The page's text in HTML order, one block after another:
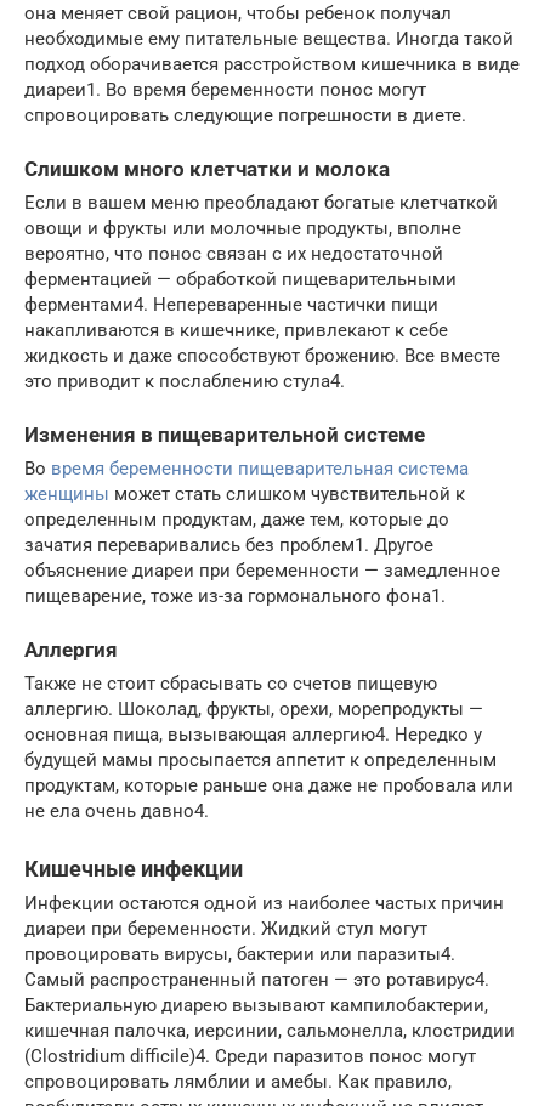
она меняет свой рацион, чтобы ребенок получал
необходимые ему питательные вещества. Иногда такой
подход оборачивается расстройством кишечника в виде
диареи1. Во время беременности понос могут
спровоцировать следующие погрешности в диете.
Слишком много клетчатки и молока
Если в вашем меню преобладают богатые клетчаткой
овощи и фрукты или молочные продукты, вполне
вероятно, что понос связан с их недостаточной
ферментацией — обработкой пищеварительными
ферментами4. Непереваренные частички пищи
накапливаются в кишечнике, привлекают к себе
жидкость и даже способствуют брожению. Все вместе
это приводит к послаблению стула4.
Изменения в пищеварительной системе
Во время беременности пищеварительная система
женщины может стать слишком чувствительной к
определенным продуктам, даже тем, которые до
зачатия переваривались без проблем1. Другое
объяснение диареи при беременности — замедленное
пищеварение, тоже из-за гормонального фона1.
Аллергия
Также не стоит сбрасывать со счетов пищевую
аллергию. Шоколад, фрукты, орехи, морепродукты —
основная пища, вызывающая аллергию4. Нередко у
будущей мамы просыпается аппетит к определенным
продуктам, которые раньше она даже не пробовала или
не ела очень давно4.
Кишечные инфекции
Инфекции остаются одной из наиболее частых причин
диареи при беременности. Жидкий стул могут
провоцировать вирусы, бактерии или паразиты4.
Самый распространенный патоген — это ротавирус4.
Бактериальную диарею вызывают кампилобактерии,
кишечная палочка, иерсинии, сальмонелла, клостридии
(Clostridium difficile)4. Среди паразитов понос могут
спровоцировать лямблии и амебы. Как правило,